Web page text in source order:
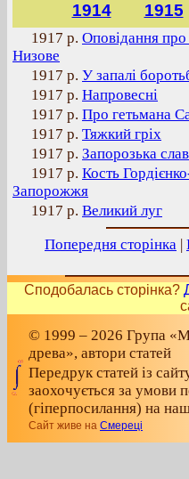
1914
1915
1917 р. Оповідання про
Низове
1917 р. У запалі
1917 р. Напровесні
1917 р. Про гетьмана
1917 р. Тяжкий гріх
1917 р. Запорозька
1917 р. Кость
Запорожжя
1917 р. Великий луг
Попередня сторінка |
Сподобалась сторінка?
© 1999 – 2026 Група
древа», автори статей
Передрук статей із
заохочується за умови
(гіперпосилання) на
Сайт живе на Смереці